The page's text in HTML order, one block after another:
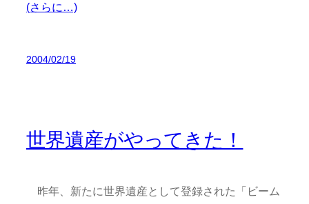
(さらに…)
2004/02/19
世界遺産がやってきた！
昨年、新たに世界遺産として登録された「ビーム